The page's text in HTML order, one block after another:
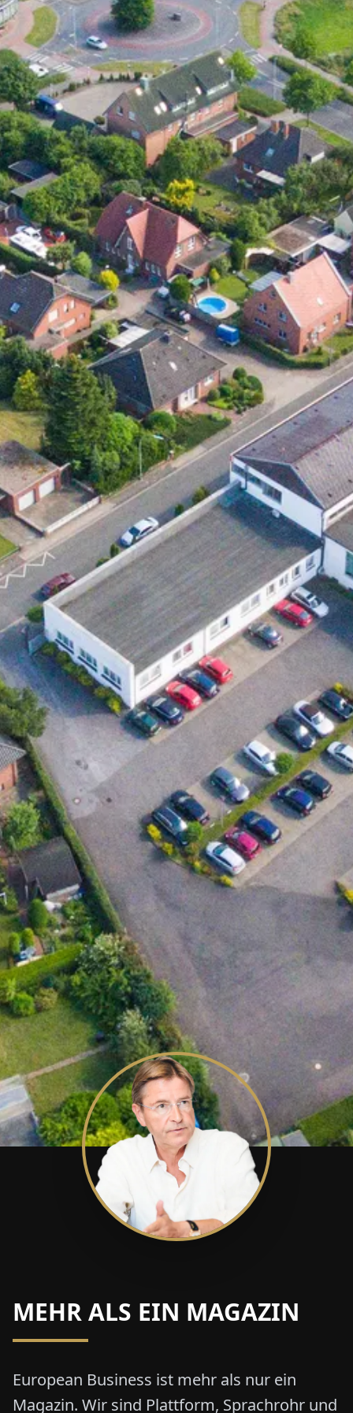
NEWS
ÜBER
UNS
ENDEFRESITNLPLHU
KONTAKT
ZU
UNS
MEHR ALS EIN MAGAZIN
European Business ist mehr als nur ein
Magazin. Wir sind Plattform, Sprachrohr und